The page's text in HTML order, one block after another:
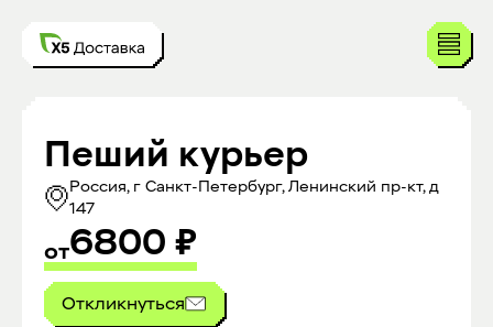
Пеший курьер
Россия, г Санкт-Петербург, Ленинский пр-кт, д
147
от6800 ₽
Откликнуться